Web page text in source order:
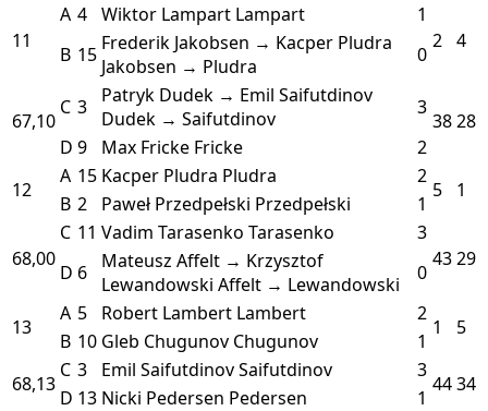
11
A 4 Wiktor Lampart Lampart
1
2 4
B 15 Frederik Jakobsen → Kacper Pludra
Jakobsen → Pludra
0
67,10
C 3
Patryk Dudek → Emil Saifutdinov
Dudek → Saifutdinov
3
3828
D 9 Max Fricke Fricke
2
12
A 15 Kacper Pludra Pludra 2
5 1
B 2 Paweł Przedpełski Przedpełski 1
68,00
C 11 Vadim Tarasenko Tarasenko
3
4329
D 6
Mateusz Affelt → Krzysztof
Lewandowski Affelt → Lewandowski 0
13
A 5 Robert Lambert Lambert 2
1 5
B 10 Gleb Chugunov Chugunov
1
68,13
C 3 Emil SaifutdinovSaifutdinov 3
4434
D 13 Nicki Pedersen Pedersen
1